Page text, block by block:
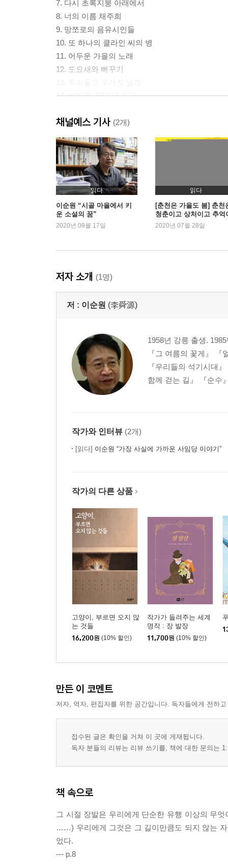
7. 다시 초록지붕 아래에서
8. 너의 이름 채주희
9. 망쪼로의 음유시인들
10. 또 하나의 클라인 씨의 병
11. 어두운 가을의 노래
12. 도요새와 뻐꾸기
14. 비망록, 1979년 가을
해설 게르니카 속의 자화상 -김나정(문학평론가, 소
작가의 말
채널예스 기사 (2개)
읽다
이순원 “시골 마을에서 키
운 소설의 꿈”
2020년 09월 17일
읽다
[춘천은 가을도 봄] 춘천
청춘이고 상처이고 추억
다
2020년 07월 28일
저자 소개 (1명)
저 : 이순원 (李舜源)
1958년 강릉 출생.
『그 여름의 꽃게』
『우리들의 석기시대
함께 걷는 길』 『순수
작가와 인터뷰 (2개)
[읽다] 이순원 “가장 사실에 가까운 사임당 이야기”
작가의 다른 상품
고양이, 부르면 오지 않
는 것들
16,200원 (10% 할인)
작가가 들려주는 세계
명작 : 장 발장
11,700원 (10% 할인)
만든 이 코멘트
저자, 역자, 편집자를 위한 공간입니다. 독자들에게 전하
접수된 글은 확인을 거쳐 이 곳에 게재됩니다.
독자 분들의 리뷰는 리뷰 쓰기를, 책에 대한 문의는
책 속으로
그 시절 장발은 우리에게 단순한 유행 이상의 무
……) 우리에게 그것은 그 길이만큼도 되지 않는
었다.
--- p.8